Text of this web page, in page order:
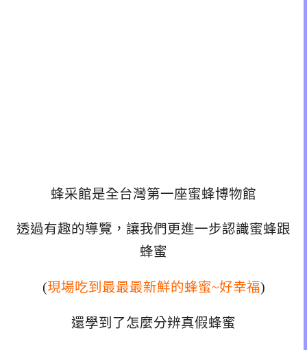
蜂采館是全台灣第一座蜜蜂博物館
透過有趣的導覽，讓我們更進一步認識蜜蜂跟
蜂蜜
(現場吃到最最最新鮮的蜂蜜~好幸福)
還學到了怎麼分辨真假蜂蜜